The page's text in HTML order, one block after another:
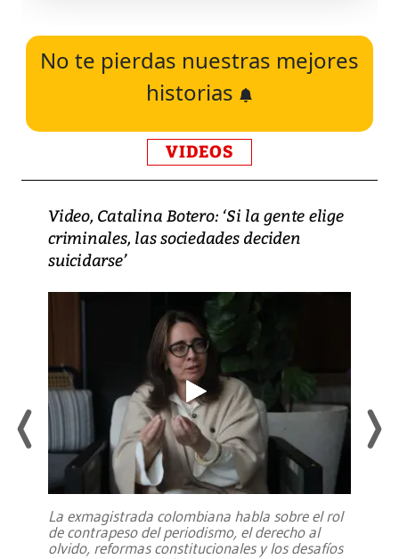
No te pierdas nuestras mejores
historias
VIDEOS
Video, Catalina Botero: ‘Si la gente elige
criminales, las sociedades deciden
suicidarse’
La exmagistrada colombiana habla sobre el rol
de contrapeso del periodismo, el derecho al
olvido, reformas constitucionales y los desafíos